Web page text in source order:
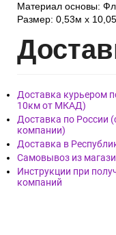
Материал основы:
Размер: 0,53м x
Дост
Доставка курьером
10км от МКАД)
Доставка по России
компании)
Доставка в
Самовывоз из
Инструкции при
компаний